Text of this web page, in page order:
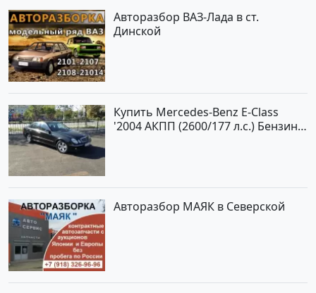
Авторазбор ВАЗ-Лада в ст.
Динской
Купить Mercedes-Benz E-Class
'2004 АКПП (2600/177 л.с.) Бензин
Авторазбор МАЯК в Северской